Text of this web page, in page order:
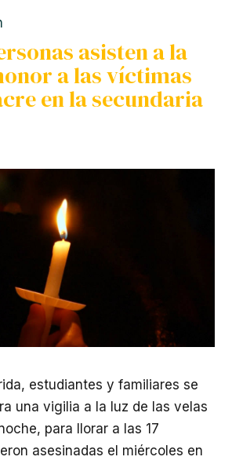
asisten a la
a las víctimas
en la secundaria
estudiantes y familiares se
una vigilia a la luz de las velas
para llorar a las 17
asesinadas el miércoles en